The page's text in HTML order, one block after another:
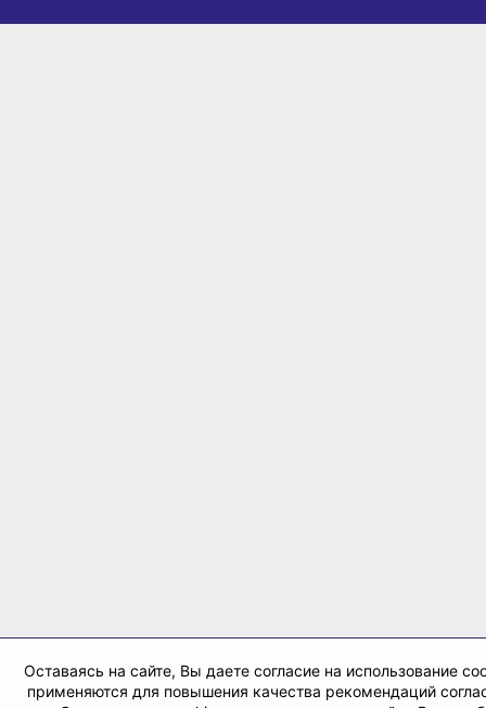
Оставаясь на сайте, Вы даете согласие на использование
применяются для повышения качества рекомендаций